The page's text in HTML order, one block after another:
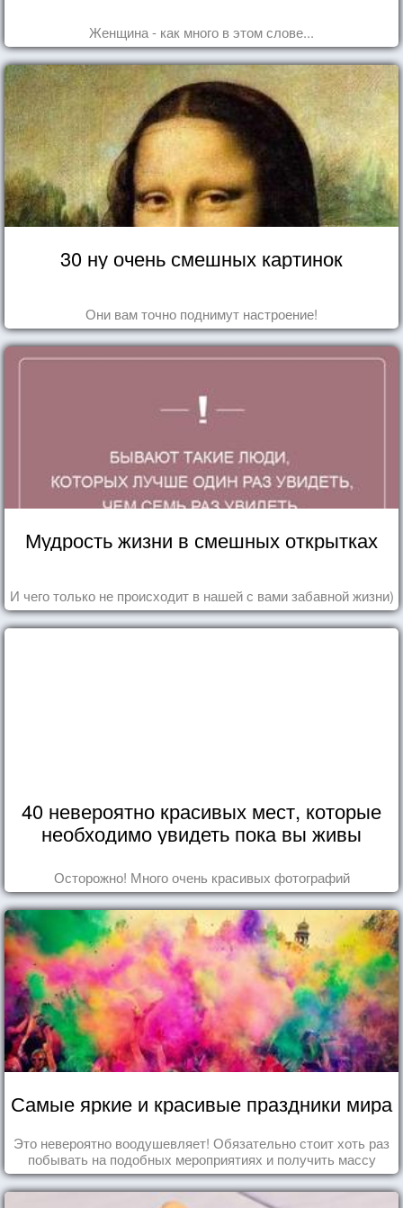
Женщина - как много в этом слове...
30 ну очень смешных картинок
Они вам точно поднимут настроение!
Мудрость жизни в смешных открытках
И чего только не происходит в нашей с вами забавной жизни)
40 невероятно красивых мест, которые
необходимо увидеть пока вы живы
Осторожно! Много очень красивых фотографий
Самые яркие и красивые праздники мира
Это невероятно воодушевляет! Обязательно стоит хоть раз
побывать на подобных мероприятиях и получить массу
впечатлений!